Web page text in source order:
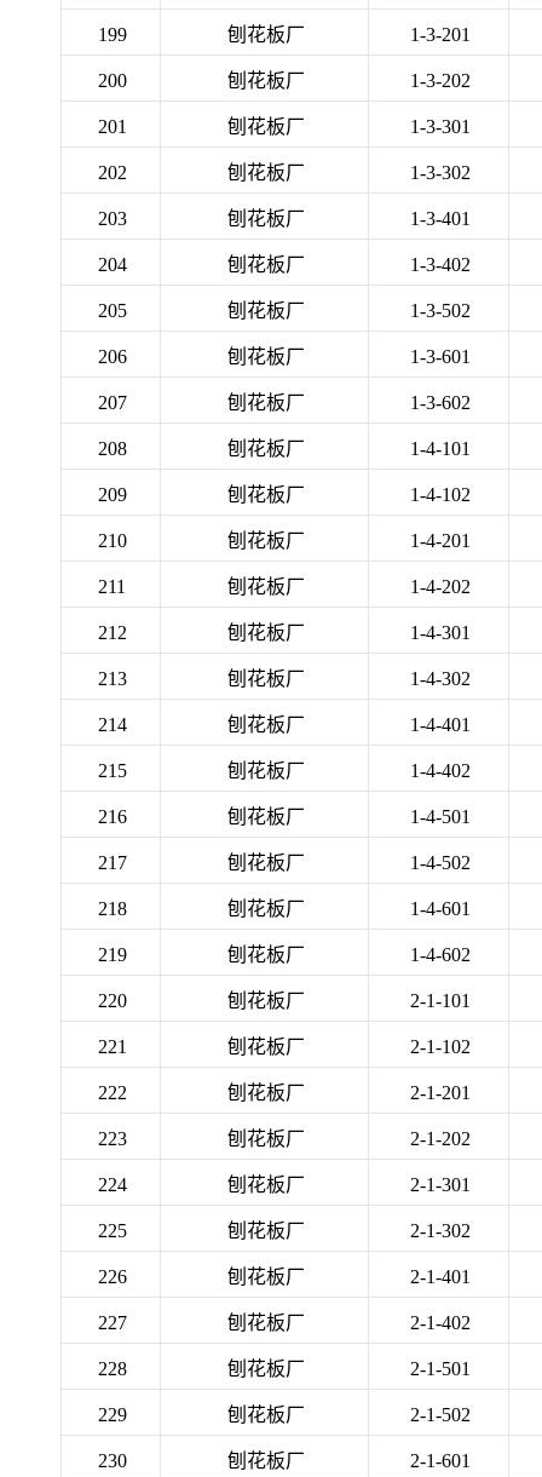
199 刨花板厂 1-3-201
200 刨花板厂 1-3-202
201 刨花板厂 1-3-301
202 刨花板厂 1-3-302
203 刨花板厂 1-3-401
204 刨花板厂 1-3-402
205 刨花板厂 1-3-502
206 刨花板厂 1-3-601
207 刨花板厂 1-3-602
208 刨花板厂 1-4-101
209 刨花板厂 1-4-102
210 刨花板厂 1-4-201
211 刨花板厂 1-4-202
212 刨花板厂 1-4-301
213 刨花板厂 1-4-302
214 刨花板厂 1-4-401
215 刨花板厂 1-4-402
216 刨花板厂 1-4-501
217 刨花板厂 1-4-502
218 刨花板厂 1-4-601
219 刨花板厂 1-4-602
220 刨花板厂 2-1-101
221 刨花板厂 2-1-102
222 刨花板厂 2-1-201
223 刨花板厂 2-1-202
224 刨花板厂 2-1-301
225 刨花板厂 2-1-302
226 刨花板厂 2-1-401
227 刨花板厂 2-1-402
228 刨花板厂 2-1-501
229 刨花板厂 2-1-502
230 刨花板厂 2-1-601